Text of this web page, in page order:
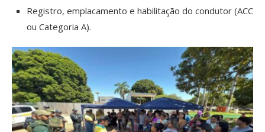
Registro, emplacamento e habilitação do condutor (ACC
ou Categoria A).